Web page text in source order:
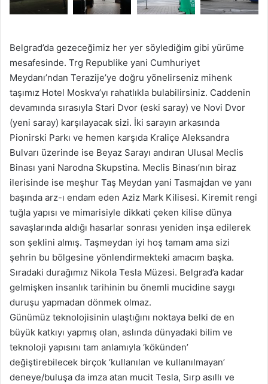
Belgrad’da gezeceğimiz her yer söylediğim gibi yürüme
mesafesinde. Trg Republike yani Cumhuriyet
Meydanı’ndan Terazije’ye doğru yönelirseniz mihenk
taşımız Hotel Moskva’yı rahatlıkla bulabilirsiniz. Caddenin
devamında sırasıyla Stari Dvor (eski saray) ve Novi Dvor
(yeni saray) karşılayacak sizi. İki sarayın arkasında
Pionirski Parkı ve hemen karşıda Kraliçe Aleksandra
Bulvarı üzerinde ise Beyaz Sarayı andıran Ulusal Meclis
Binası yani Narodna Skupstina. Meclis Binası’nın biraz
ilerisinde ise meşhur Taş Meydan yani Tasmajdan ve yanı
başında arz-ı endam eden Aziz Mark Kilisesi. Kiremit rengi
tuğla yapısı ve mimarisiyle dikkati çeken kilise dünya
savaşlarında aldığı hasarlar sonrası yeniden inşa edilerek
son şeklini almış. Taşmeydan iyi hoş tamam ama sizi
şehrin bu bölgesine yönlendirmekteki amacım başka.
Sıradaki durağımız Nikola Tesla Müzesi. Belgrad’a kadar
gelmişken insanlık tarihinin bu önemli mucidine saygı
duruşu yapmadan dönmek olmaz.
Günümüz teknolojisinin ulaştığını noktaya belki de en
büyük katkıyı yapmış olan, aslında dünyadaki bilim ve
teknoloji yapısını tam anlamıyla ‘kökünden’
değiştirebilecek birçok ‘kullanılan ve kullanılmayan’
deneye/buluşa da imza atan mucit Tesla, Sırp asıllı ve